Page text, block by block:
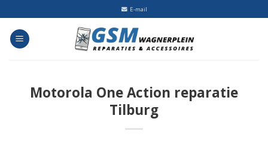
to
content
E-mail
Motorola One Action reparatie
Tilburg